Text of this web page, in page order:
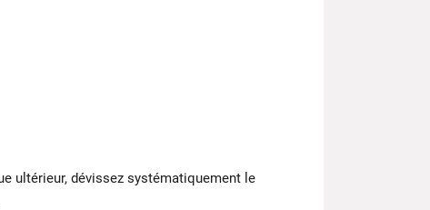
ultérieur, dévissez systématiquement le